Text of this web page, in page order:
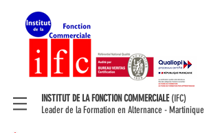
INSTITUT DE LA FONCTION COMMERCIALE (IFC)
Leader de la Formation en Alternance - Martinique